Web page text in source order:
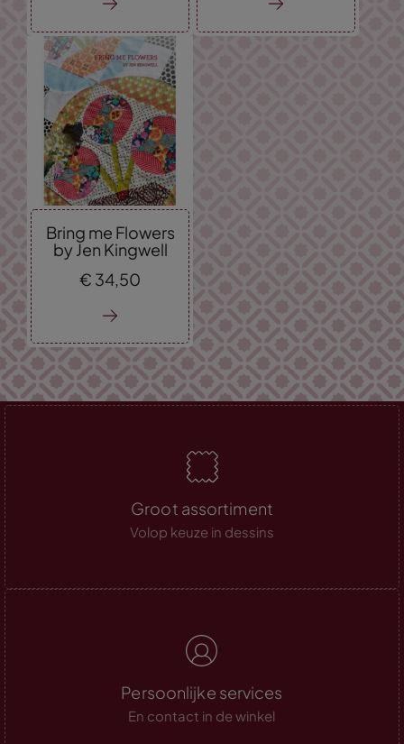
Bring me Flowers
by Jen Kingwell
€ 34,50
Groot assortiment
Volop keuze in dessins
Persoonlijke services
En contact in de winkel